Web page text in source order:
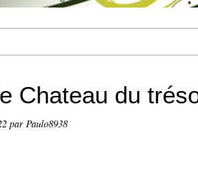
Chateau du
par Paulo8938